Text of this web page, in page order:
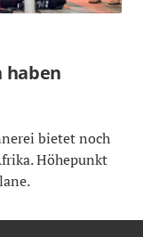
haben
bietet noch
Höhepunkt